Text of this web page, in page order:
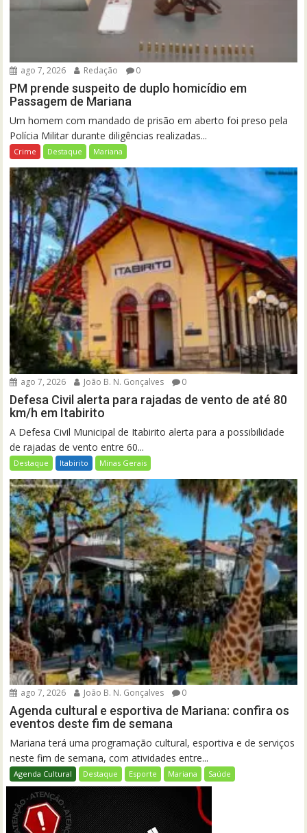
ago 7, 2026 Redação 0
PM prende suspeito de duplo homicídio em
Passagem de Mariana
Um homem com mandado de prisão em aberto foi preso pela
Polícia Militar durante diligências realizadas...
Crime Destaque Mariana
ago 7, 2026 João B. N. Gonçalves 0
Defesa Civil alerta para rajadas de vento de até 80
km/h em Itabirito
A Defesa Civil Municipal de Itabirito alerta para a possibilidade
de rajadas de vento entre 60...
Destaque Itabirito Minas Gerais
ago 7, 2026 João B. N. Gonçalves 0
Agenda cultural e esportiva de Mariana: confira os
eventos deste fim de semana
Mariana terá uma programação cultural, esportiva e de serviços
neste fim de semana, com atividades entre...
Agenda Cultural Destaque Esporte Mariana Saúde